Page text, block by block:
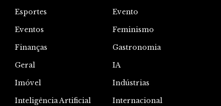
Esportes
Evento
Eventos
Feminismo
Finanças
Gastronomia
Geral
IA
Imóvel
Indústrias
Inteligência Artificial
Internacional